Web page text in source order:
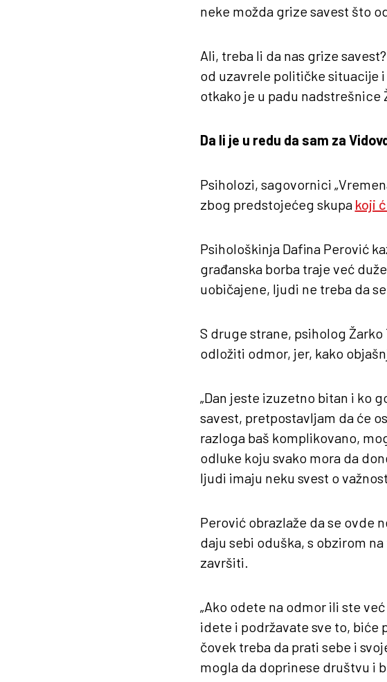
neke možda grize savest što
Ali, treba li da nas grize
od uzavrele političke situacije
otkako je u padu nadstrešnice
Da li je u redu da sam za
Psiholozi, sagovornici
zbog predstojećeg skupa koji
Psihološkinja Dafina Perović
građanska borba traje već
uobičajene, ljudi ne treba da
S druge strane, psiholog
odložiti odmor, jer, kako
„Dan jeste izuzetno bitan i ko
savest, pretpostavljam da će
razloga baš komplikovano,
odluke koju svako mora da
ljudi imaju neku svest o
Perović obrazlaže da se ovde
daju sebi oduška, s obzirom
završiti.
„Ako odete na odmor ili ste
idete i podržavate sve to, biće
čovek treba da prati sebe i
mogla da doprinese društvu i